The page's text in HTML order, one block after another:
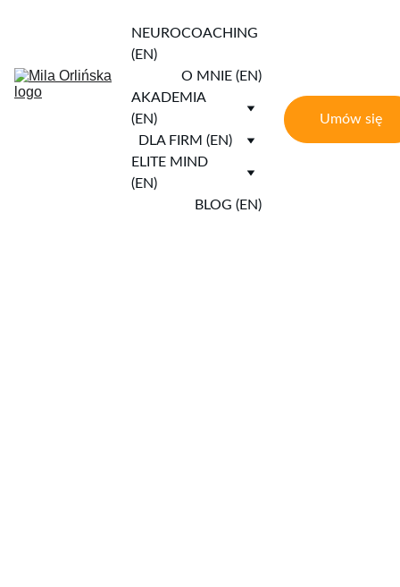
NEUROCOACHING
(EN)
O MNIE (EN)
AKADEMIA
(EN)
DLA FIRM (EN)
ELITE MIND
(EN)
BLOG (EN)
Umów się